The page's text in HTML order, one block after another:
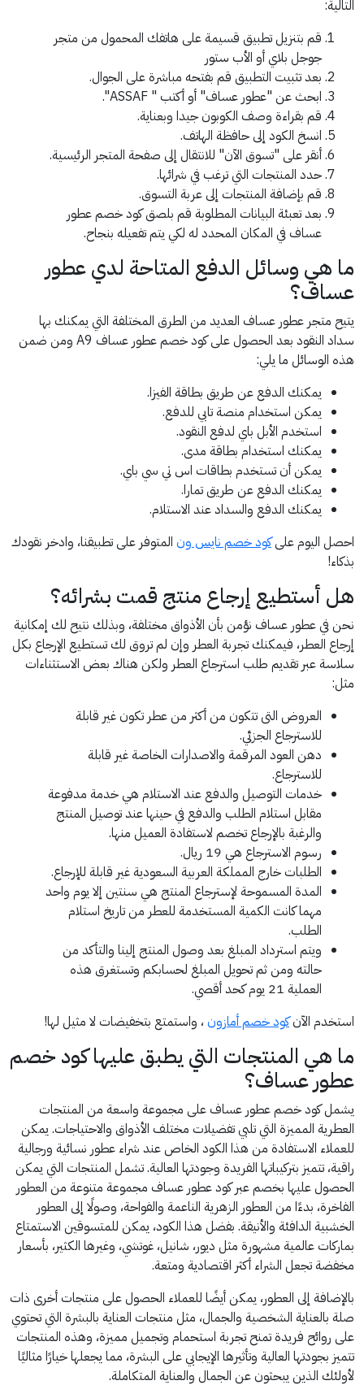
التالية:
قم بتنزيل تطبيق قسيمة على هاتفك المحمول من متجر
جوجل بلاي أو الأب ستور
بعد تثبيت التطبيق قم بفتحه مباشرة على الجوال.
ابحث عن "عطور عساف" أو أكتب " ASSAF".
قم بقراءة وصف الكوبون جيدا وبعناية.
انسخ الكود إلى حافظة الهاتف.
أنقر على "تسوق الآن" للانتقال إلى صفحة المتجر الرئيسية.
حدد المنتجات التي ترغب في شرائها.
قم بإضافة المنتجات إلى عربة التسوق.
بعد تعبئة البيانات المطلوبة قم بلصق كود خصم عطور
عساف في المكان المحدد له لكي يتم تفعيله بنجاح.
ما هي وسائل الدفع المتاحة لدي عطور
عساف؟
يتيح متجر عطور عساف العديد من الطرق المختلفة التي يمكنك بها
سداد النقود بعد الحصول على كود خصم عطور عساف A9 ومن ضمن
هذه الوسائل ما يلي:
يمكنك الدفع عن طريق بطاقة الفيزا.
يمكن استخدام منصة تابي للدفع.
استخدم الأبل باي لدفع النقود.
يمكنك استخدام بطاقة مدى.
يمكن أن تستخدم بطاقات اس تي سي باي.
يمكنك الدفع عن طريق تمارا.
يمكنك الدفع والسداد عند الاستلام.
احصل اليوم علىكود خصم نايس ون المتوفر على تطبيقنا، وادخر نقودك
بذكاء!
هل أستطيع إرجاع منتج قمت بشرائه؟
نحن في عطور عساف نؤمن بأن الأذواق مختلفة، وبذلك نتيح لك إمكانية
إرجاع العطر، فيمكنك تجربة العطر وإن لم تروق لك تستطيع الإرجاع بكل
سلاسة عبر تقديم طلب استرجاع العطر ولكن هناك بعض الاستثناءات
مثل:
العروض التى تتكون من أكثر من عطر تكون غير قابلة
للاسترجاع الجزئي.
دهن العود المرقمة والاصدارات الخاصة غير قابلة
للاسترجاع.
خدمات التوصيل والدفع عند الاستلام هي خدمة مدفوعة
مقابل استلام الطلب والدفع في حينها عند توصيل المنتج
والرغبة بالإرجاع تخصم لاستفادة العميل منها.
رسوم الاسترجاع هي 19 ريال.
الطلبات خارج المملكة العربية السعودية غير قابلة للإرجاع.
المدة المسموحة لإسترجاع المنتج هي سنتين إلا يوم واحد
مهما كانت الكمية المستخدمة للعطر من تاريخ استلام
الطلب.
ويتم استرداد المبلغ بعد وصول المنتج إلينا والتأكد من
حالته ومن ثم تحويل المبلغ لحسابكم وتستغرق هذه
العملية 21 يوم كحد أقصي.
استخدم الآنكود خصم أمازون، واستمتع بتخفيضات لا مثيل لها!
ما هي المنتجات التي يطبق عليها كود خصم
عطور عساف؟
يشمل كود خصم عطور عساف على مجموعة واسعة من المنتجات
العطرية المميزة التي تلبي تفضيلات مختلف الأذواق والاحتياجات. يمكن
للعملاء الاستفادة من هذا الكود الخاص عند شراء عطور نسائية ورجالية
راقية، تتميز بتركيباتها الفريدة وجودتها العالية. تشمل المنتجات التي يمكن
الحصول عليها بخصم عبر كود عطور عساف مجموعة متنوعة من العطور
الفاخرة، بدءًا من العطور الزهرية الناعمة والفواحة، وصولًا إلى العطور
الخشبية الدافئة والأنيقة. بفضل هذا الكود، يمكن للمتسوقين الاستمتاع
بماركات عالمية مشهورة مثل ديور، شانيل، غوتشي، وغيرها الكثير، بأسعار
مخفضة تجعل الشراء أكثر اقتصادية ومتعة.
بالإضافة إلى العطور، يمكن أيضًا للعملاء الحصول على منتجات أخرى ذات
صلة بالعناية الشخصية والجمال، مثل منتجات العناية بالبشرة التي تحتوي
على روائح فريدة تمنح تجربة استحمام وتجميل مميزة، وهذه المنتجات
تتميز بجودتها العالية وتأثيرها الإيجابي على البشرة، مما يجعلها خيارًا مثاليًا
لأولئك الذين يبحثون عن الجمال والعناية المتكاملة.